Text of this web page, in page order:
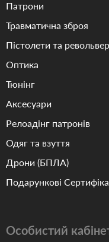
Патрони
Травматична зброя
Пістолети та
Оптика
Тюнінг
Аксесуари
Релоадінг патронів
Одяг та взуття
Дрони (БПЛА)
Подарункові
Особистий